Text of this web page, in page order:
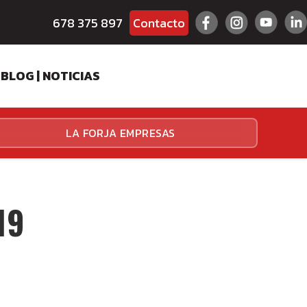
Contacto
678 375 897
BLOG | NOTICIAS
LA FORJA EMPRESAS